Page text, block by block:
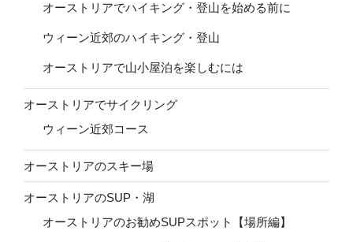
オーストリアでハイキング・登山を始める前に
ウィーン近郊のハイキング・登山
オーストリアで山小屋泊を楽しむには
オーストリアでサイクリング
ウィーン近郊コース
オーストリアのスキー場
オーストリアのSUP・湖
オーストリアのお勧めSUPスポット【場所編】